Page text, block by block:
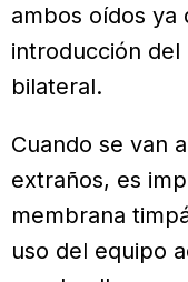
ambos oídos ya
introducción
bilateral.
Cuando se van
extraños, es
membrana
uso del equipo